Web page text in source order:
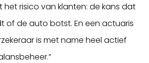
het risico van klanten: de kans dat
of de auto botst. En een actuaris
is met name heel actief